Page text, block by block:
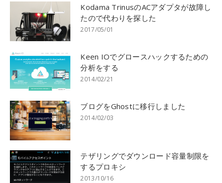
Kodama TrinusのACアダプタが故障し
たので代わりを探した
2017/05/01
Keen IOでグロースハックするための
分析をする
2014/02/21
ブログをGhostに移行しました
2014/02/03
テザリングでダウンロード容量制限を
するプロキシ
2013/10/16